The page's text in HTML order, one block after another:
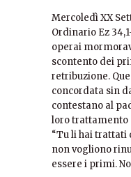
Mercoledì XX
Ordinario Ez
operai
scontento dei
retribuzione.
concordata sin
contestano al
loro trattamento
“Tu li hai trattati
non vogliono
essere i primi.